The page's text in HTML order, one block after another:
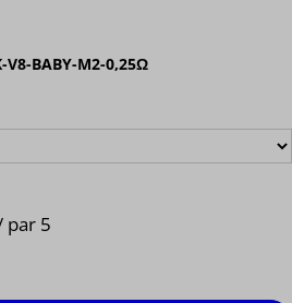
V8-BABY-M2-0,25Ω
par 5